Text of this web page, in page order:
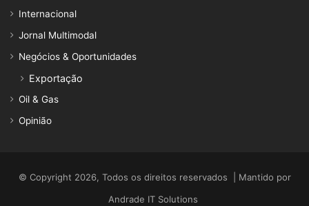
Internacional
Jornal Multimodal
Negócios & Oportunidades
Exportação
Oil & Gas
Opinião
© Copyright 2026, Todos os direitos reservados | Mantido por
Andrade IT Solutions